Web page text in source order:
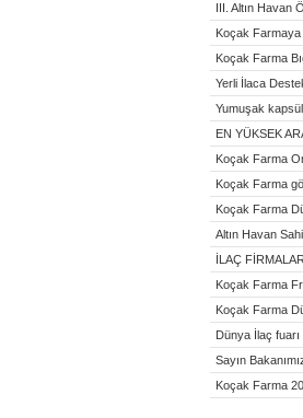
III. Altın Havan
Koçak Farmaya
Koçak Farma
Yerli İlaca
Yumuşak kapsül
EN YÜKSEK
Koçak Farma
Koçak Farma
Koçak Farma
Altın Havan
İLAÇ
Koçak Farma
Koçak Farma
Dünya İlaç fuarı
Sayın
Koçak Farma